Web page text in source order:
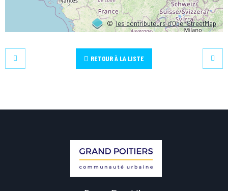
©les contributeurs d’OpenStreetMap
RETOUR À LA LISTE